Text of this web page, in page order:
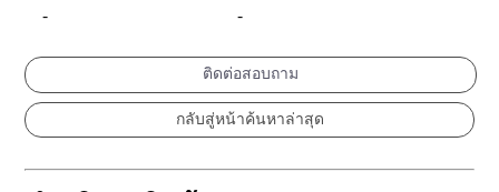
-
-
ติดต่อสอบถาม